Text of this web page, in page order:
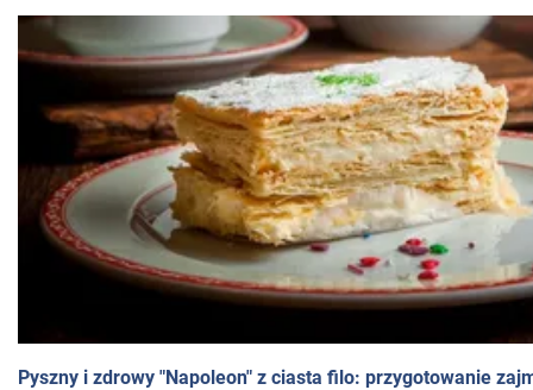
Pyszny i zdrowy "Napoleon" z ciasta filo: przygotowanie